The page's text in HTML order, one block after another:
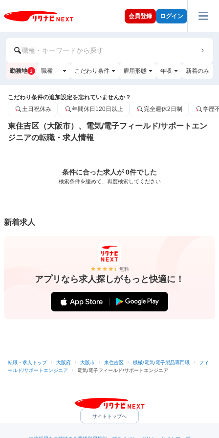
会員登録 ログイン
職種・キーワードから探す
勤務地 1 職種 こだわり条件 雇用形態 年収 新着のみ
こだわり条件の追加設定を忘れていませんか？
土日祝休み
年間休日120日以上 完全週休2日制 学歴
東住吉区（大阪市）、電気/電子フィールド/サポートエン
ジニアの転職・求人情報
条件に合った求人が 0件でした
検索条件を緩めて、再度検索してください
新着求人
無料
アプリなら求人探しがもっと快適に！
転職・求人トップ / 大阪府 / 大阪市 / 東住吉区 / 機械/電気/電子製品専門職 /
フィ
ールド/サポートエンジニア
/ 電気/電子フィールド/サポートエンジニア
サイトトップへ